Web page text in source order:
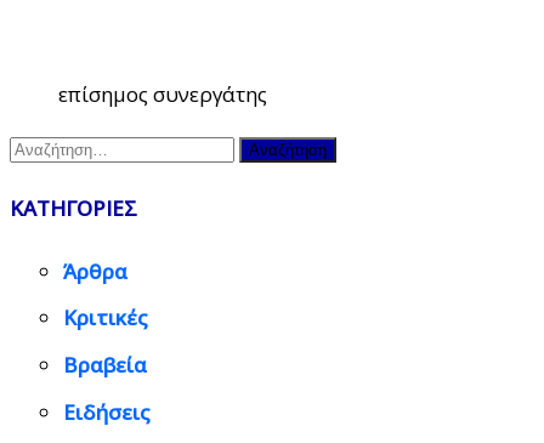
επίσημος συνεργάτης
Αναζήτηση
ΚΑΤΗΓΟΡΙΕΣ
Άρθρα
Κριτικές
Βραβεία
Ειδήσεις